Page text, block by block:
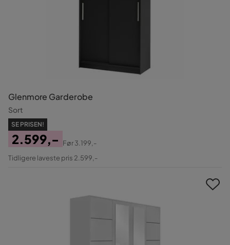
Glenmore Garderobe
Sort
SE PRISEN!
Pris
2.599,-
Original
Før3.199,-
Tidligere laveste pris 2.599,-